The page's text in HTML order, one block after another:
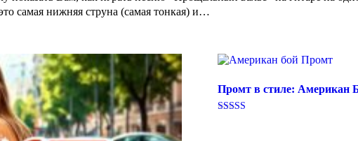
самая нижняя струна (самая тонкая) и…
Промт в стиле: Американ